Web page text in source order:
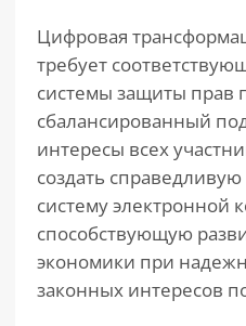
Цифровая
требует
системы защиты прав
сбалансированный
интересы всех
создать
систему электронной
способствующую
экономики при
законных интересов